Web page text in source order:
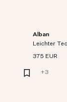
Alban
Leichter
375 EUR
+3